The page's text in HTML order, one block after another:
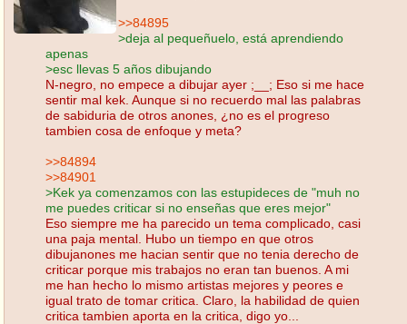
>>84895
>deja al pequeñuelo, está aprendiendo
apenas
>esc llevas 5 años dibujando
N-negro, no empece a dibujar ayer ;__; Eso si me hace
sentir mal kek. Aunque si no recuerdo mal las palabras
de sabiduria de otros anones, ¿no es el progreso
tambien cosa de enfoque y meta?
>>84894
>>84901
>Kek ya comenzamos con las estupideces de "muh no
me puedes criticar si no enseñas que eres mejor"
Eso siempre me ha parecido un tema complicado, casi
una paja mental. Hubo un tiempo en que otros
dibujanones me hacian sentir que no tenia derecho de
criticar porque mis trabajos no eran tan buenos. A mi
me han hecho lo mismo artistas mejores y peores e
igual trato de tomar critica. Claro, la habilidad de quien
critica tambien aporta en la critica, digo yo...